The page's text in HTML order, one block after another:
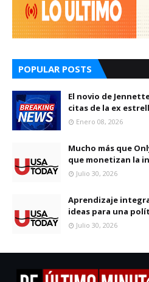
POPULAR POSTS
El novio de
citas de la ex
Enero 08, 2026
Mucho más que
que monetizan la
Julio 30, 2026
Aprendizaje
ideas para una
Julio 30, 2026